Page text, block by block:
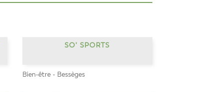
SO' SPORTS
Bien-être - Bessèges